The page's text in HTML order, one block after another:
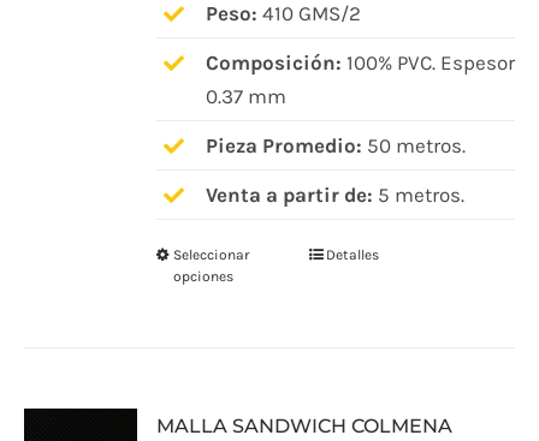
Peso: 410 GMS/2
Composición: 100% PVC. Espesor
0.37 mm
Pieza Promedio: 50 metros.
Venta a partir de: 5 metros.
Seleccionar
opciones
Este
Las
Detalles
MALLA SANDWICH COLMENA